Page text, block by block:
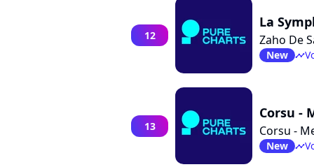
12
La
Zaho De
New timeline
13
Corsu -
Corsu -
New timeline